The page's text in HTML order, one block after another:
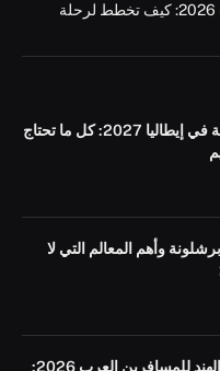
دليل السياحة في الهند للمسافرين العرب 2026: كيف تخطط لرحلة
دليل تصريح الإقامة في إيطاليا 2027: كل ما تحتاج
وأهم المعالم التي لا
دليل السياحة في الهند للمسافرين العرب 2026: